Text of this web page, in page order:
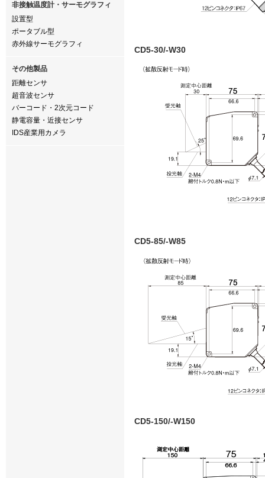
非接触温度計・サーモグラフィ
設置型
ポータブル型
赤外線サーモグラフィ
その他製品
距離センサ
超音波センサ
バーコード・2次元コード
静電容量・近接センサ
IDS産業用カメラ
CD5-30/-W30
CD5-85/-W85
CD5-150/-W150